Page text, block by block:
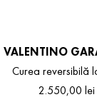
VALENTINO
Curea reversibilă
2.550,00 lei